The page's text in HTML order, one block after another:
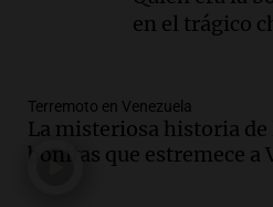
Anuncian los
premios en Cadena
Episodios
Audio.La Rioja inicia
avanza en discusión
en el trágico
Terremoto en Venezuela
La misteriosa historia de
bonitas que estremece a